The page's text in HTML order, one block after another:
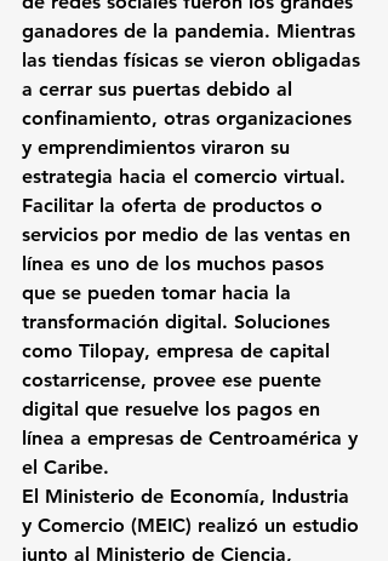
ganadores de la pandemia. Mientras
las tiendas físicas se vieron obligadas
a cerrar sus puertas debido al
confinamiento, otras organizaciones
y emprendimientos viraron su
estrategia hacia el comercio virtual.
Facilitar la oferta de productos o
servicios por medio de las ventas en
línea es uno de los muchos pasos
que se pueden tomar hacia la
transformación digital. Soluciones
como Tilopay, empresa de capital
costarricense, provee ese puente
digital que resuelve los pagos en
línea a empresas de Centroamérica y
el Caribe.
El Ministerio de Economía, Industria
y Comercio (MEIC) realizó un estudio
junto al Ministerio de Ciencia,